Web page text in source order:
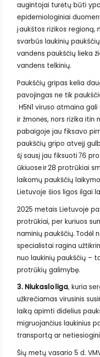
augintojai turėtų būti
epidemiologiniai
į aukštos rizikos regioną,
svarbūs laukinių
vandens paukščių lieka
vandens telkinių.
Paukščių gripas kelia
pavojingas ne tik
H5N1 viruso atmaina
ir žmonės, nors rizika itin
pabaigoje jau fiksavo
paukščių gripo atvejį
šį sausį jau fiksuoti 76
ūkiuose ir 28 protrūkiai
laikomų paukščių
Lietuvoje šios ligos ilgai
2025 metais Lietuvoje
protrūkiai, per kuriuos
naminių paukščių. Todėl
specialistai ragina
nuo laukinių paukščių –
protrūkių galimybę.
3. Niukaslo liga, kuria
užkrečiamas virusinis
laiką apimti didelius
migruojančius laukinius
transportą ar
Šių metų vasario 5 d.